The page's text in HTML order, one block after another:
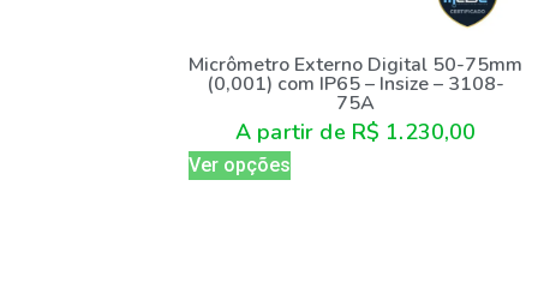
Micrômetro Externo Digital 50-75mm
(0,001) com IP65 – Insize – 3108-
75A
A partir de R$ 1.230,00
Ver opções